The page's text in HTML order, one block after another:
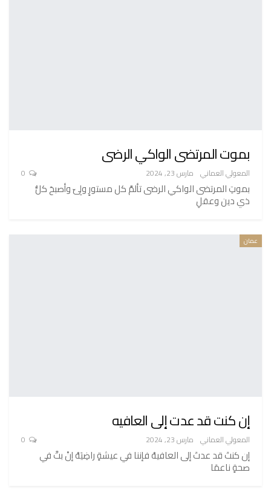
بموت المرتضى الواكي الرضى
المعولي العماني مارس 23, 2024
بموتِ المرتضى الواكي الرضى تألمَّ كل مستورٍ ولِىّ وأصبحَ كلُّ
ذي دين وعقلِ
عمان
إن كنت قد عدت إلى العافيه
المعولي العماني مارس 23, 2024
إن كنتَ قد عدتَ إلى العافيهْ فإننا في عيشةٍ راضِيَهْ إنْ بتَّ في
صحةٍ ناعمَا